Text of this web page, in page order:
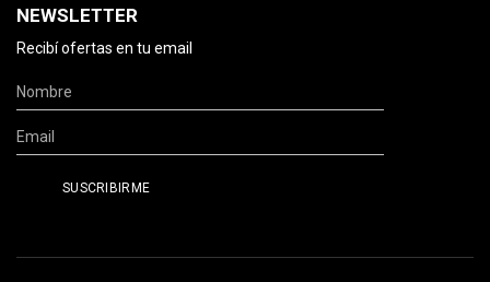
NEWSLETTER
Recibí ofertas en tu email